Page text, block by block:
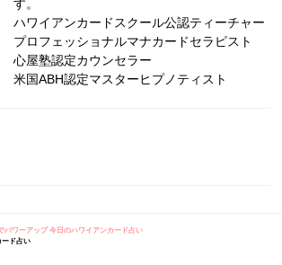
す。
ハワイアンカードスクール公認ティーチャー
プロフェッショナルマナカードセラピスト
心屋塾認定カウンセラー
米国ABH認定マスターヒプノティスト
パワーアップ 今日のハワイアンカード占い
ード占い